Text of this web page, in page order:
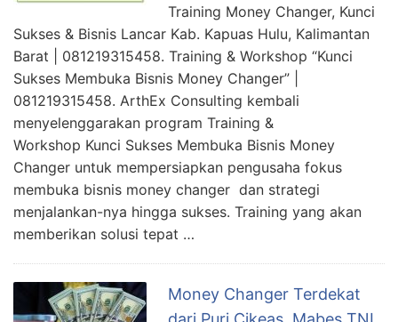
Training Money Changer, Kunci
Sukses & Bisnis Lancar Kab. Kapuas Hulu, Kalimantan
Barat | 081219315458. Training & Workshop “Kunci
Sukses Membuka Bisnis Money Changer” |
081219315458. ArthEx Consulting kembali
menyelenggarakan program Training &
Workshop Kunci Sukses Membuka Bisnis Money
Changer untuk mempersiapkan pengusaha fokus
membuka bisnis money changer dan strategi
menjalankan-nya hingga sukses. Training yang akan
memberikan solusi tepat …
Money Changer Terdekat